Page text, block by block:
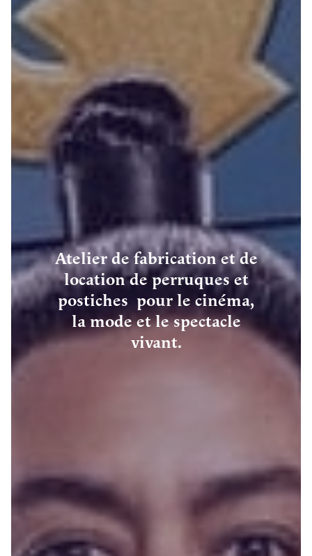
Atelier de fabrication et de
location de perruques et
postiches pour le cinéma,
la mode et le spectacle
vivant.